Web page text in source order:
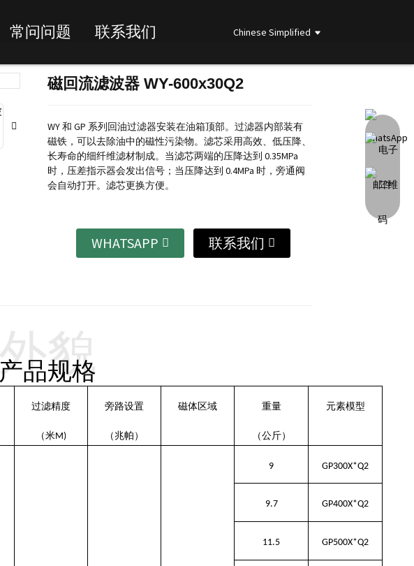
常问问题 联系我们 Chinese Simplified
Loading...
Loading...
磁回流滤波器 WY-600x30Q2
WY 和 GP 系列回油过滤器安装在油箱顶部。过滤器内部装有
磁铁，可以去除油中的磁性污染物。滤芯采用高效、低压降、
长寿命的细纤维滤材制成。当滤芯两端的压降达到 0.35MPa
时，压差指示器会发出信号；当压降达到 0.4MPa 时，旁通阀
会自动打开。滤芯更换方便。
WHATSAPP 联系我们
产品规格
外貌
过滤精度
（米M)
旁路设置
（兆帕）
磁体区域 重量
（公斤）
元素模型
9 GP300X*Q2
9.7 GP400X*Q2
11.5 GP500X*Q2